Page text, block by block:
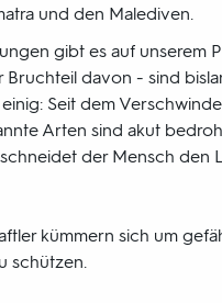
und den Malediven.
gibt es auf unserem
Bruchteil davon - sind
Seit dem
Arten sind akut
der Mensch den
kümmern sich um
schützen.